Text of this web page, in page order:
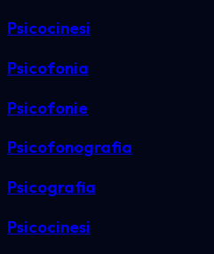
Psicocinesi
Psicofonia
Psicofonie
Psicofonografia
Psicografia
Psicocinesi